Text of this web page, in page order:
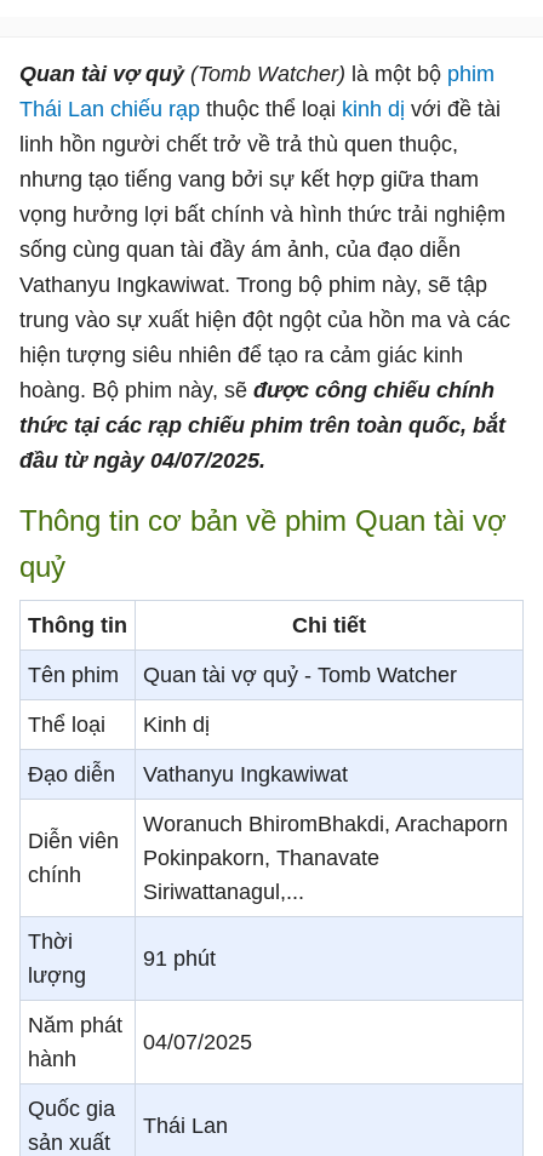
Quan tài vợ quỷ(Tomb Watcher) là một bộ phim
Thái Lan chiếu rạp thuộc thể loại kinh dị với đề tài
linh hồn người chết trở về trả thù quen thuộc,
nhưng tạo tiếng vang bởi sự kết hợp giữa tham
vọng hưởng lợi bất chính và hình thức trải nghiệm
sống cùng quan tài đầy ám ảnh, của đạo diễn
Vathanyu Ingkawiwat. Trong bộ phim này, sẽ tập
trung vào sự xuất hiện đột ngột của hồn ma và các
hiện tượng siêu nhiên để tạo ra cảm giác kinh
hoàng. Bộ phim này, sẽ được công chiếu chính
thức tại các rạp chiếu phim trên toàn quốc, bắt
đầu từ ngày 04/07/2025.
Thông tin cơ bản về phim Quan tài vợ
quỷ
Thông tin Chi tiết
Tên phim Quan tài vợ quỷ - Tomb Watcher
Thể loại Kinh dị
Đạo diễn Vathanyu Ingkawiwat
Diễn viên
chính
Woranuch BhiromBhakdi, Arachaporn
Pokinpakorn, Thanavate
Siriwattanagul,...
Thời
lượng
91 phút
Năm phát
hành
04/07/2025
Quốc gia
sản xuất
Thái Lan